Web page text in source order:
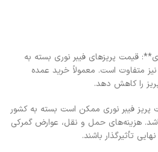
قیمت پریزهای فیبر نوری بسته به
متفاوت است. معمولاً خرید عمده
را کاهش دهد.
پریز فیبر نوری ممکن است بسته به کشور
هزینه‌های حمل و نقل، عوارض گمرکی
تأثیرگذار باشند.